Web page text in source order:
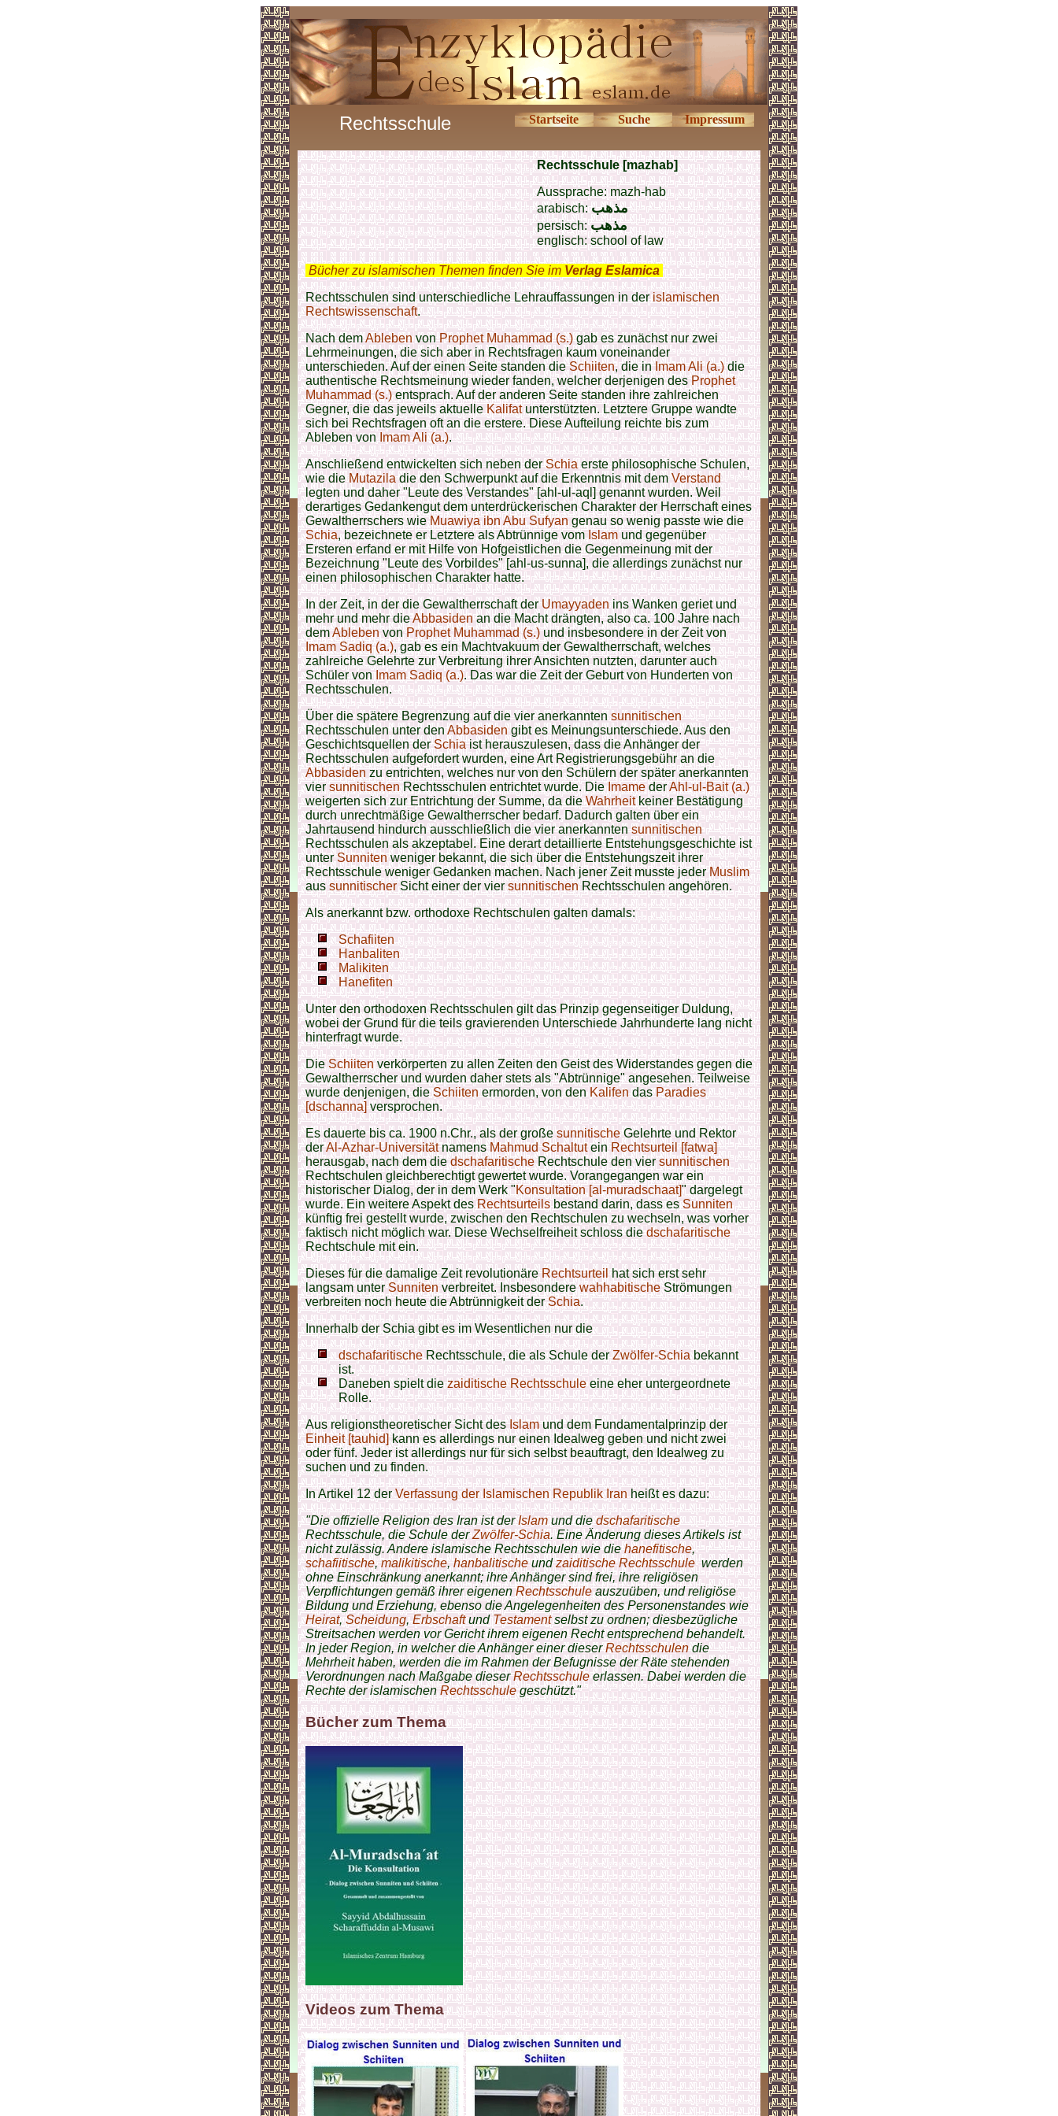
Rechtsschule Startseite Suche Impressum
Rechtsschule [mazhab]
Aussprache: mazh-hab
arabisch:مذهب
persisch:مذهب
englisch: school of law
Bücher zu islamischen Themen finden Sie im Verlag Eslamica
Rechtsschulen sind unterschiedliche Lehrauffassungen in derislamischen
Rechtswissenschaft.
Nach demAblebenvonProphet Muhammad (s.)gab es zunächst nur zwei
Lehrmeinungen, die sich aber in Rechtsfragen kaum voneinander
unterschieden. Auf der einen Seite standen dieSchiiten, die inImam Ali (a.)die
authentische Rechtsmeinung wieder fanden, welcher derjenigen desProphet
Muhammad (s.)entsprach. Auf der anderen Seite standen ihre zahlreichen
Gegner, die das jeweils aktuelleKalifatunterstützten. Letztere Gruppe wandte
sich bei Rechtsfragen oft an die erstere. Diese Aufteilung reichte bis zum
Ableben vonImam Ali (a.).
Anschließend entwickelten sich neben derSchiaerste philosophische Schulen,
wie dieMutaziladie den Schwerpunkt auf die Erkenntnis mit demVerstand
legten und daher "Leute des Verstandes" [ahl-ul-aql] genannt wurden. Weil
derartiges Gedankengut dem unterdrückerischen Charakter der Herrschaft eines
Gewaltherrschers wieMuawiya ibn Abu Sufyangenau so wenig passte wie die
Schia, bezeichnete er Letztere als Abtrünnige vomIslamund gegenüber
Ersteren erfand er mit Hilfe von Hofgeistlichen die Gegenmeinung mit der
Bezeichnung "Leute des Vorbildes" [ahl-us-sunna], die allerdings zunächst nur
einen philosophischen Charakter hatte.
In der Zeit, in der die Gewaltherrschaft derUmayyadenins Wanken geriet und
mehr und mehr dieAbbasidenan die Macht drängten, also ca. 100 Jahre nach
demAblebenvonProphet Muhammad (s.)und insbesondere in der Zeit von
Imam Sadiq (a.), gab es ein Machtvakuum der Gewaltherrschaft, welches
zahlreiche Gelehrte zur Verbreitung ihrer Ansichten nutzten, darunter auch
Schüler vonImam Sadiq (a.). Das war die Zeit der Geburt von Hunderten von
Rechtsschulen.
Über die spätere Begrenzung auf die vier anerkanntensunnitischen
Rechtsschulen unter denAbbasidengibt es Meinungsunterschiede. Aus den
Geschichtsquellen derSchiaist herauszulesen, dass die Anhänger der
Rechtsschulen aufgefordert wurden, eine Art Registrierungsgebühr an die
Abbasidenzu entrichten, welches nur von den Schülern der später anerkannten
viersunnitischenRechtsschulen entrichtet wurde. DieImamederAhl-ul-Bait (a.)
weigerten sich zur Entrichtung der Summe, da dieWahrheitkeiner Bestätigung
durch unrechtmäßige Gewaltherrscher bedarf. Dadurch galten über ein
Jahrtausend hindurch ausschließlich die vier anerkanntensunnitischen
Rechtsschulen als akzeptabel. Eine derart detaillierte Entstehungsgeschichte ist
unterSunnitenweniger bekannt, die sich über die Entstehungszeit ihrer
Rechtsschule weniger Gedanken machen. Nach jener Zeit musste jederMuslim
aussunnitischerSicht einer der viersunnitischenRechtsschulen angehören.
Als anerkannt bzw. orthodoxe Rechtschulen galten damals:
Schafiiten
Hanbaliten
Malikiten
Hanefiten
Unter den orthodoxen Rechtsschulen gilt das Prinzip gegenseitiger Duldung,
wobei der Grund für die teils gravierenden Unterschiede Jahrhunderte lang nicht
hinterfragt wurde.
DieSchiitenverkörperten zu allen Zeiten den Geist des Widerstandes gegen die
Gewaltherrscher und wurden daher stets als "Abtrünnige" angesehen. Teilweise
wurde denjenigen, dieSchiitenermorden, von denKalifendasParadies
[dschanna]versprochen.
Es dauerte bis ca. 1900 n.Chr., als der großesunnitischeGelehrte und Rektor
derAl-Azhar-UniversitätnamensMahmud SchaltuteinRechtsurteil [fatwa]
herausgab, nach dem diedschafaritischeRechtschule den viersunnitischen
Rechtschulen gleichberechtigt gewertet wurde. Vorangegangen war ein
historischer Dialog, der in dem Werk "Konsultation [al-muradschaat]" dargelegt
wurde. Ein weitere Aspekt desRechtsurteilsbestand darin, dass esSunniten
künftig frei gestellt wurde, zwischen den Rechtschulen zu wechseln, was vorher
faktisch nicht möglich war. Diese Wechselfreiheit schloss diedschafaritische
Rechtschule mit ein.
Dieses für die damalige Zeit revolutionäreRechtsurteilhat sich erst sehr
langsam unterSunnitenverbreitet. InsbesonderewahhabitischeStrömungen
verbreiten noch heute die Abtrünnigkeit derSchia.
Innerhalb der Schia gibt es im Wesentlichen nur die
dschafaritischeRechtsschule, die als Schule derZwöIfer-Schiabekannt
ist.
Daneben spielt diezaiditischeRechtsschuleeine eher untergeordnete
Rolle.
Aus religionstheoretischer Sicht desIslamund dem Fundamentalprinzip der
Einheit [tauhid]kann es allerdings nur einen Idealweg geben und nicht zwei
oder fünf. Jeder ist allerdings nur für sich selbst beauftragt, den Idealweg zu
suchen und zu finden.
In Artikel 12 derVerfassung der Islamischen Republik Iranheißt es dazu:
"Die offizielle Religion des Iran ist derIslamund diedschafaritische
Rechtsschule, die Schule derZwöIfer-Schia. Eine Änderung dieses Artikels ist
nicht zulässig. Andere islamische Rechtsschulen wie diehanefitische,
schafiitische,malikitische,hanbalitischeundzaiditischeRechtsschulewerden
ohne Einschränkung anerkannt; ihre Anhänger sind frei, ihre religiösen
Verpflichtungen gemäß ihrer eigenenRechtsschuleauszuüben, und religiöse
Bildung und Erziehung, ebenso die Angelegenheiten des Personenstandes wie
Heirat,Scheidung,ErbschaftundTestamentselbst zu ordnen; diesbezügliche
Streitsachen werden vor Gericht ihrem eigenen Recht entsprechend behandelt.
In jeder Region, in welcher die Anhänger einer dieserRechtsschulendie
Mehrheit haben, werden die im Rahmen der Befugnisse der Räte stehenden
Verordnungen nach Maßgabe dieserRechtsschuleerlassen. Dabei werden die
Rechte der islamischenRechtsschulegeschützt."
Bücher zum Thema
Videos zum Thema